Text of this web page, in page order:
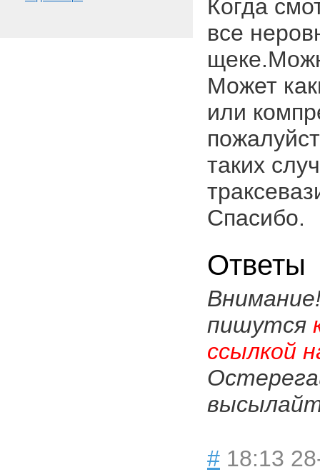
Когда
все
Может
или
таких
Спасибо.
Ответы
пишутся
ссылкой
# 18:13